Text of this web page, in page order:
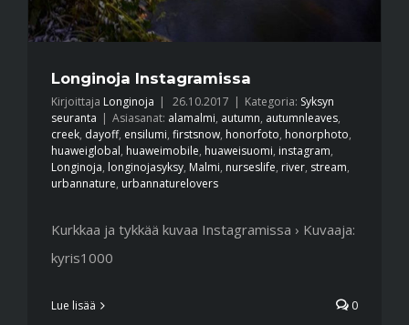
Longinoja Instagramissa
Kirjoittaja Longinoja | 26.10.2017 | Kategoria: Syksyn
seuranta | Asiasanat: alamalmi, autumn, autumnleaves,
creek, dayoff, ensilumi, firstsnow, honorfoto, honorphoto,
huaweiglobal, huaweimobile, huaweisuomi, instagram,
Longinoja, longinojasyksy, Malmi, nurseslife, river, stream,
urbannature, urbannaturelovers
Kurkkaa ja tykkää kuvaa Instagramissa › Kuvaaja:
kyris1000
Lue lisää 0